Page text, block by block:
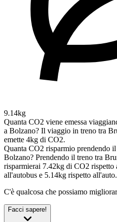
9.14kg
Quanta CO2 viene emessa
a Bolzano? Il viaggio in treno tra
emette 4kg di CO2.
Quanta CO2 risparmio prendendo
Bolzano? Prendendo il treno tra
risparmierai 7.42kg di CO2
all'autobus e 5.14kg rispetto all'auto.
C'è qualcosa che possiamo
Facci sapere!